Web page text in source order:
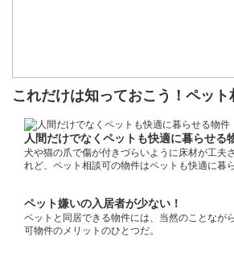
これだけは知っておこう！ペッ
人間だけでなくペットも快適に暮らせる
犬や猫の爪で傷が付きづらいように床材が工夫
れど、ペット相談可の物件はペットも快適に暮
ペット嫌いの入居者が少ない！
ペットと同居できる物件には、当然のことなが
可物件のメリットのひとつだ。